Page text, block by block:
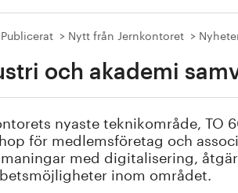
Publicerat Nytt från Jernkontoret
och akademi
nyaste teknikområde,
för medlemsföretag och
med digitalisering,
inom området.